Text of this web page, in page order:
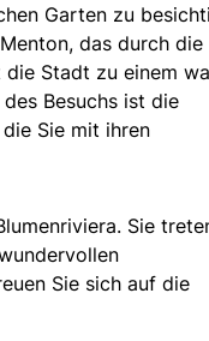
Garten zu
das durch die
Stadt zu einem
Besuchs ist die
Sie mit ihren
Sie
Sie sich auf die